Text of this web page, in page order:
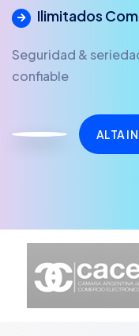
Ilimitados
Seguridad &
confiable
ALTA